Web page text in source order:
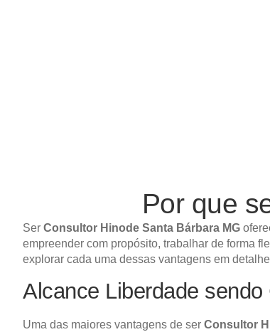
Por que
Ser Consultor Hinode Santa Bárbara MG
empreender com propósito, trabalhar de forma
explorar cada uma dessas vantagens em
Alcance Liberdade
Uma das maiores vantagens de ser Consultor